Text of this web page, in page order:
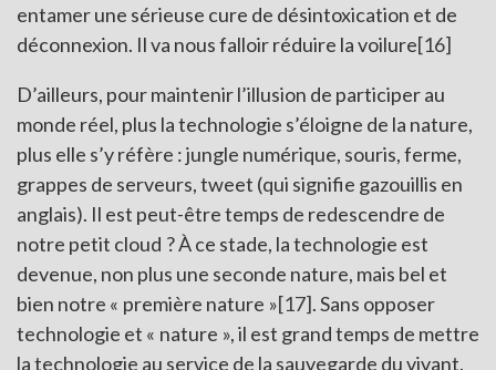
entamer une sérieuse cure de désintoxication et de
déconnexion. Il va nous falloir réduire la voilure[16]
D’ailleurs, pour maintenir l’illusion de participer au
monde réel, plus la technologie s’éloigne de la nature,
plus elle s’y réfère : jungle numérique, souris, ferme,
grappes de serveurs, tweet (qui signifie gazouillis en
anglais). Il est peut-être temps de redescendre de
notre petit cloud ? À ce stade, la technologie est
devenue, non plus une seconde nature, mais bel et
bien notre « première nature »[17]. Sans opposer
technologie et « nature », il est grand temps de mettre
la technologie au service de la sauvegarde du vivant.